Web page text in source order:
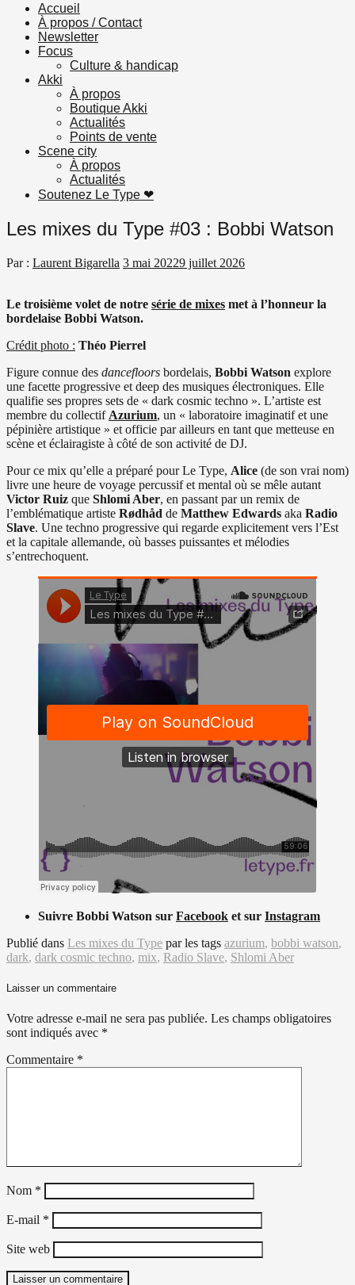
Accueil
À propos / Contact
Newsletter
Focus
Culture & handicap
Akki
À propos
Boutique Akki
Actualités
Points de vente
Scene city
À propos
Actualités
Soutenez Le Type ❤︎
Les mixes du Type #03 : Bobbi Watson
Par : Laurent Bigarella 3 mai 20229 juillet 2026
Le troisième volet de notre série de mixes met à l’honneur la
bordelaise Bobbi Watson.
Crédit photo : Théo Pierrel
Figure connue des dancefloors bordelais, Bobbi Watson explore
une facette progressive et deep des musiques électroniques. Elle
qualifie ses propres sets de « dark cosmic techno ». L’artiste est
membre du collectif Azurium, un « laboratoire imaginatif et une
pépinière artistique » et officie par ailleurs en tant que metteuse en
scène et éclairagiste à côté de son activité de DJ.
Pour ce mix qu’elle a préparé pour Le Type, Alice (de son vrai nom)
livre une heure de voyage percussif et mental où se mêle autant
Victor Ruiz que Shlomi Aber, en passant par un remix de
l’emblématique artiste Rødhåd de Matthew Edwards aka Radio
Slave. Une techno progressive qui regarde explicitement vers l’Est
et la capitale allemande, où basses puissantes et mélodies
s’entrechoquent.
Suivre Bobbi Watson sur Facebook et sur Instagram
Publié dans Les mixes du Type parles tags azurium, bobbi watson,
dark, dark cosmic techno, mix, Radio Slave, Shlomi Aber
Laisser un commentaire
Votre adresse e-mail ne sera pas publiée. Les champs obligatoires
sont indiqués avec *
Commentaire *
Nom *
E-mail *
Site web